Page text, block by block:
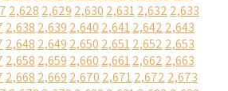
2,628 2,629 2,630 2,6312,632 2,633
2,638 2,639 2,640 2,6412,642 2,643
2,648 2,649 2,650 2,6512,652 2,653
2,658 2,659 2,660 2,6612,662 2,663
2,668 2,669 2,670 2,6712,672 2,673